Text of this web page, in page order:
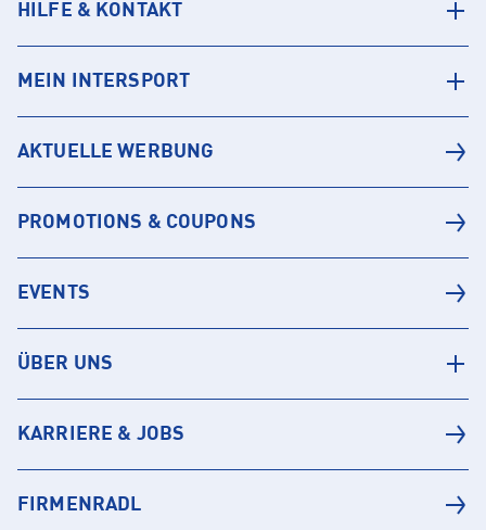
HILFE & KONTAKT
MEIN INTERSPORT
AKTUELLE WERBUNG
PROMOTIONS & COUPONS
EVENTS
ÜBER UNS
KARRIERE & JOBS
FIRMENRADL